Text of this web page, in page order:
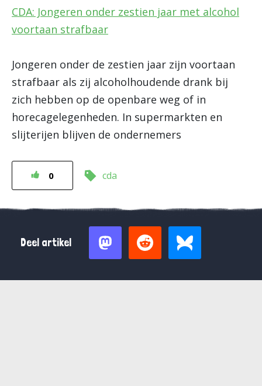
CDA: Jongeren onder zestien jaar met alcohol
voortaan strafbaar
Jongeren onder de zestien jaar zijn voortaan
strafbaar als zij alcoholhoudende drank bij
zich hebben op de openbare weg of in
horecagelegenheden. In supermarkten en
slijterijen blijven de ondernemers
0 cda
Deel artikel